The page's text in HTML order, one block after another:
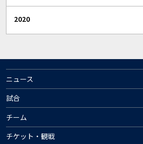
2020
ニュース
試合
チーム
チケット・観戦